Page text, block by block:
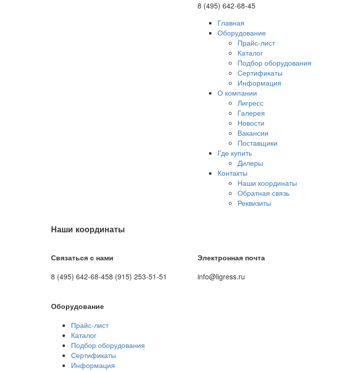
8 (495) 642-68-45
Главная
Оборудование
Прайс-лист
Каталог
Подбор оборудования
Сертификаты
Информация
О компании
Лигресс
Галерея
Новости
Вакансии
Поставщики
Где купить
Дилеры
Контакты
Наши координаты
Обратная связь
Реквизиты
Наши координаты
Связаться с нами
8 (495) 642-68-458 (915) 253-51-51
Электронная почта
info@ligress.ru
Оборудование
Прайс-лист
Каталог
Подбор оборудования
Сертификаты
Информация